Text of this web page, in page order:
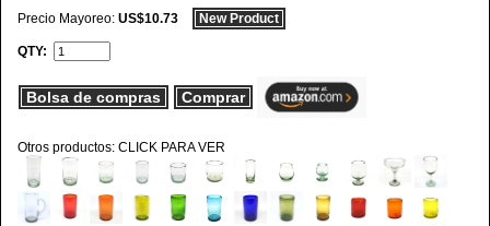
Precio Mayoreo: US$10.73 New Product
QTY:
Bolsa de compras Comprar
Otros productos: CLICK PARA VER